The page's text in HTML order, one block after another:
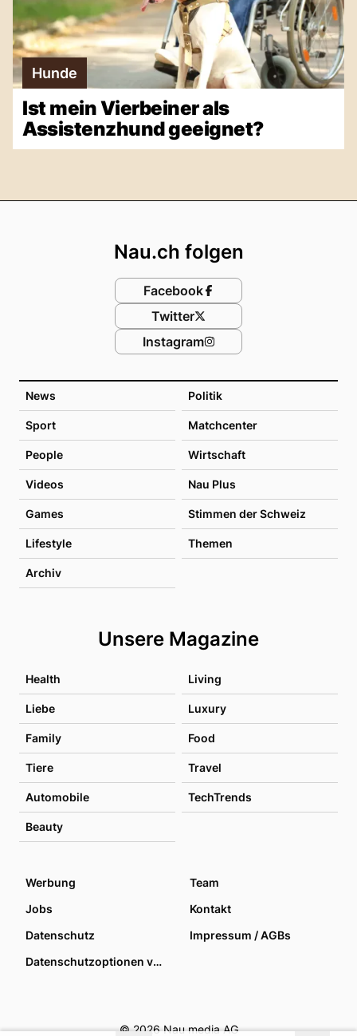
Hunde
Ist mein Vierbeiner als
Assistenzhund geeignet?
News Politik
Sport Matchcenter
People Wirtschaft
Videos Nau Plus
Games Stimmen der Schweiz
Lifestyle Themen
Archiv
Unsere Magazine
Health Living
Liebe Luxury
Family Food
Tiere Travel
Automobile TechTrends
Beauty
Nau.ch folgen
Facebook
Twitter
Instagram
Werbung
Team
Jobs
Kontakt
Datenschutz
Impressum / AGBs
Datenschutzoptionen verwalten
© 2026 Nau media AG